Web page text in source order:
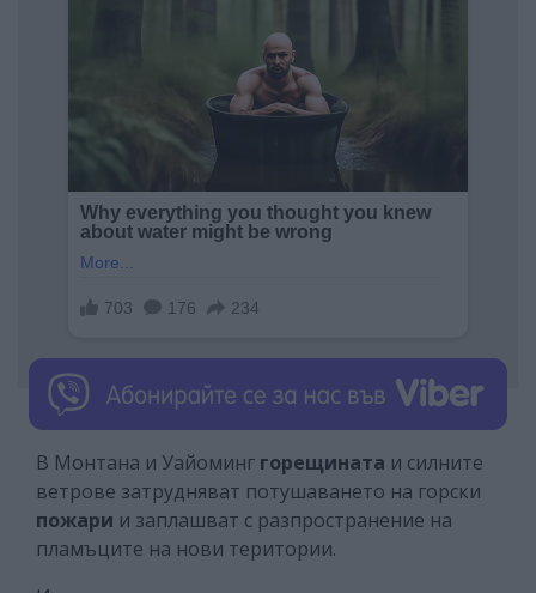
В Монтана и Уайоминг горещината и силните
ветрове затрудняват потушаването на горски
пожари и заплашват с разпространение на
пламъците на нови територии.